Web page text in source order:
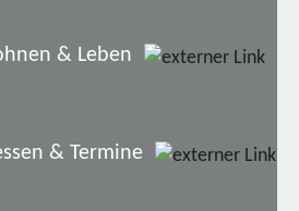
& Leben
& Termine